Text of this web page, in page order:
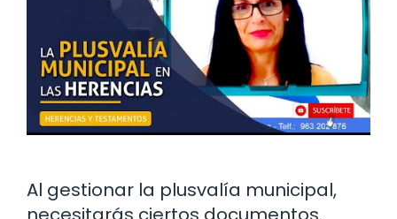
Al gestionar la plusvalía municipal,